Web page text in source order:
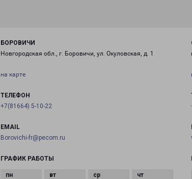
БОРОВИЧИ
Новгородская обл., г. Боровичи, ул. Окуловская, д. 1
на карте
ТЕЛЕФОН
+7(81664) 5-10-22
EMAIL
Borovichi-fr@pecom.ru
ГРАФИК РАБОТЫ